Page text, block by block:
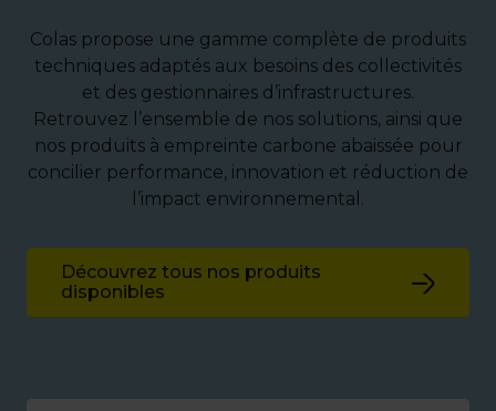
Colas propose une gamme complète de produits
techniques adaptés aux besoins des collectivités
et des gestionnaires d’infrastructures.
Retrouvez l’ensemble de nos solutions, ainsi que
nos produits à empreinte carbone abaissée pour
concilier performance, innovation et réduction de
l’impact environnemental.
Découvrez tous nos produits
disponibles